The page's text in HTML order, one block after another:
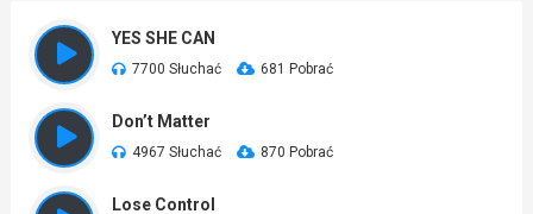
YES SHE CAN
7700 Słuchać 681 Pobrać
Don’t Matter
4967 Słuchać 870 Pobrać
Lose Control